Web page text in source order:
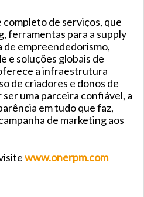
de serviços, que
ferramentas para a supply
de empreendedorismo,
e soluções globais de
a infraestrutura
de criadores e donos de
uma parceira confiável, a
em tudo que faz,
de marketing aos
www.onerpm.com